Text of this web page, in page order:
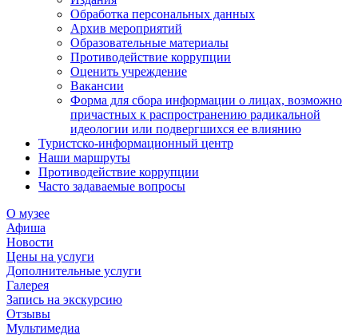
Обработка персональных данных
Архив мероприятий
Образовательные материалы
Противодействие коррупции
Оценить учреждение
Вакансии
Форма для сбора информации о лицах, возможно
причастных к распространению радикальной
идеологии или подвергшихся ее влиянию
Туристско-информационный центр
Наши маршруты
Противодействие коррупции
Часто задаваемые вопросы
О музее
Афиша
Новости
Цены на услуги
Дополнительные услуги
Галерея
Запись на экскурсию
Отзывы
Мультимедиа